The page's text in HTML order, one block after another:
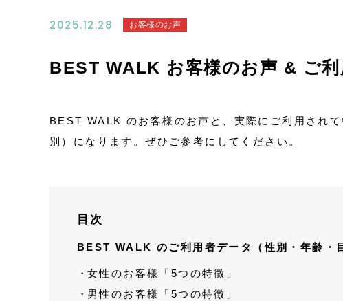
2025.12.28 お客様のお声
BEST WALK お客様のお声 & ご利
BEST WALK のお客様のお声と、実際にご利用され
別）になります。ぜひご参考にしてください。
目次
BEST WALK のご利用者データ（性別・年齢・
女性のお客様「5つの特徴」
男性のお客様「5つの特徴」